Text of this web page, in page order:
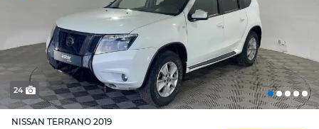
24
NISSAN TERRANO 2019